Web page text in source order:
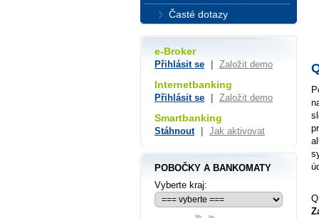
Časté dotazy
e-Broker
Přihlásit se Založit demo
Internetbanking
Přihlásit se Založit demo
Smartbanking
Stáhnout Jak aktivovat
POBOČKY A BANKOMATY
Vyberte kraj: